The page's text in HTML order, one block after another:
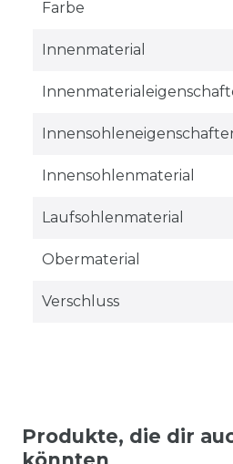
Farbe
Innenmaterial
Innensohlenmaterial
Laufsohlenmaterial
Obermaterial
Verschluss
Produkte, die dir